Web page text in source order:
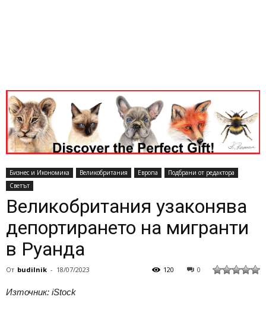
Бизнес и Икономика Великобритания Европа
Подбрани от редактора
Светът
Великобритания узаконява
депортирането на мигранти
в Руанда
От budilnik - 18/07/2023 0
120
Източник: iStock